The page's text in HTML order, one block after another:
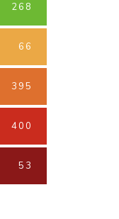
268
66
395
400
53